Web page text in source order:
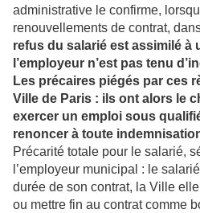
administrative le confirme,
renouvellements de contrat,
refus du salarié est assimilé à
l’employeur n’est pas tenu
Les précaires piégés par ces
Ville de Paris : ils ont alors le
exercer un emploi sous
renoncer à toute
Précarité totale pour le salarié,
l’employeur municipal : le
durée de son contrat, la Ville
ou mettre fin au contrat comme